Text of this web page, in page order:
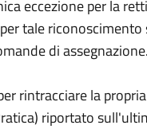
eccezione per la
tale
di assegnazione.
rintracciare la
riportato